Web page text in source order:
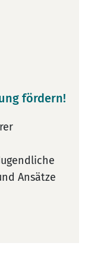
fördern!
Ansätze